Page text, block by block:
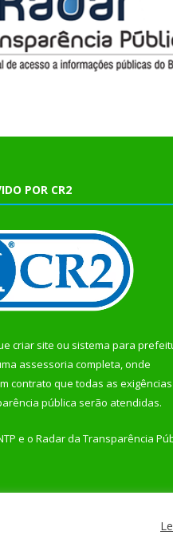
POR CR2
criar site ou sistema para
assessoria completa, onde
contrato que todas as
pública serão atendidas.
e o Radar da Transparência
Acessar